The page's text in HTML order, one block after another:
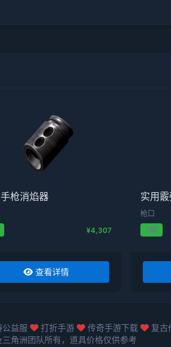
枪消焰器
¥4,307
查看详情
实用
枪口
2级
公益服 打折手游 传奇手游下载 复古
角洲团队所有，道具价格仅供参考